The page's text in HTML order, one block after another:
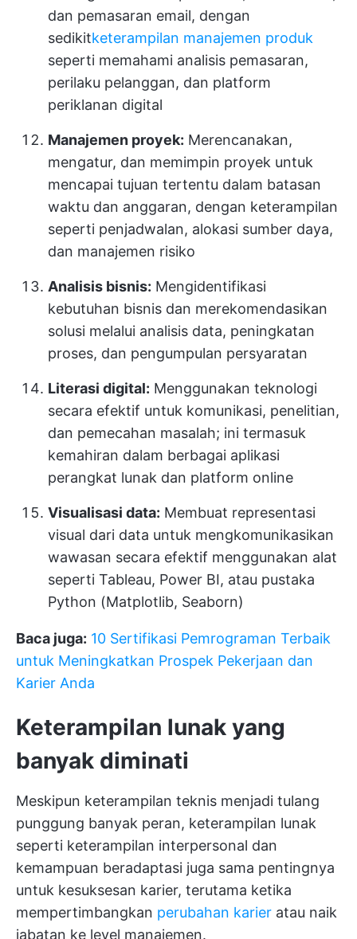
dan pemasaran email, dengan
sedikitketerampilan manajemen produk
seperti memahami analisis pemasaran,
perilaku pelanggan, dan platform
periklanan digital
Manajemen proyek: Merencanakan,
mengatur, dan memimpin proyek untuk
mencapai tujuan tertentu dalam batasan
waktu dan anggaran, dengan keterampilan
seperti penjadwalan, alokasi sumber daya,
dan manajemen risiko
Analisis bisnis: Mengidentifikasi
kebutuhan bisnis dan merekomendasikan
solusi melalui analisis data, peningkatan
proses, dan pengumpulan persyaratan
Literasi digital: Menggunakan teknologi
secara efektif untuk komunikasi, penelitian,
dan pemecahan masalah; ini termasuk
kemahiran dalam berbagai aplikasi
perangkat lunak dan platform online
Visualisasi data: Membuat representasi
visual dari data untuk mengkomunikasikan
wawasan secara efektif menggunakan alat
seperti Tableau, Power BI, atau pustaka
Python (Matplotlib, Seaborn)
Baca juga: 10 Sertifikasi Pemrograman Terbaik
untuk Meningkatkan Prospek Pekerjaan dan
Karier Anda
Keterampilan lunak yang
banyak diminati
Meskipun keterampilan teknis menjadi tulang
punggung banyak peran, keterampilan lunak
seperti keterampilan interpersonal dan
kemampuan beradaptasi juga sama pentingnya
untuk kesuksesan karier, terutama ketika
mempertimbangkan perubahan karier atau naik
jabatan ke level manajemen.